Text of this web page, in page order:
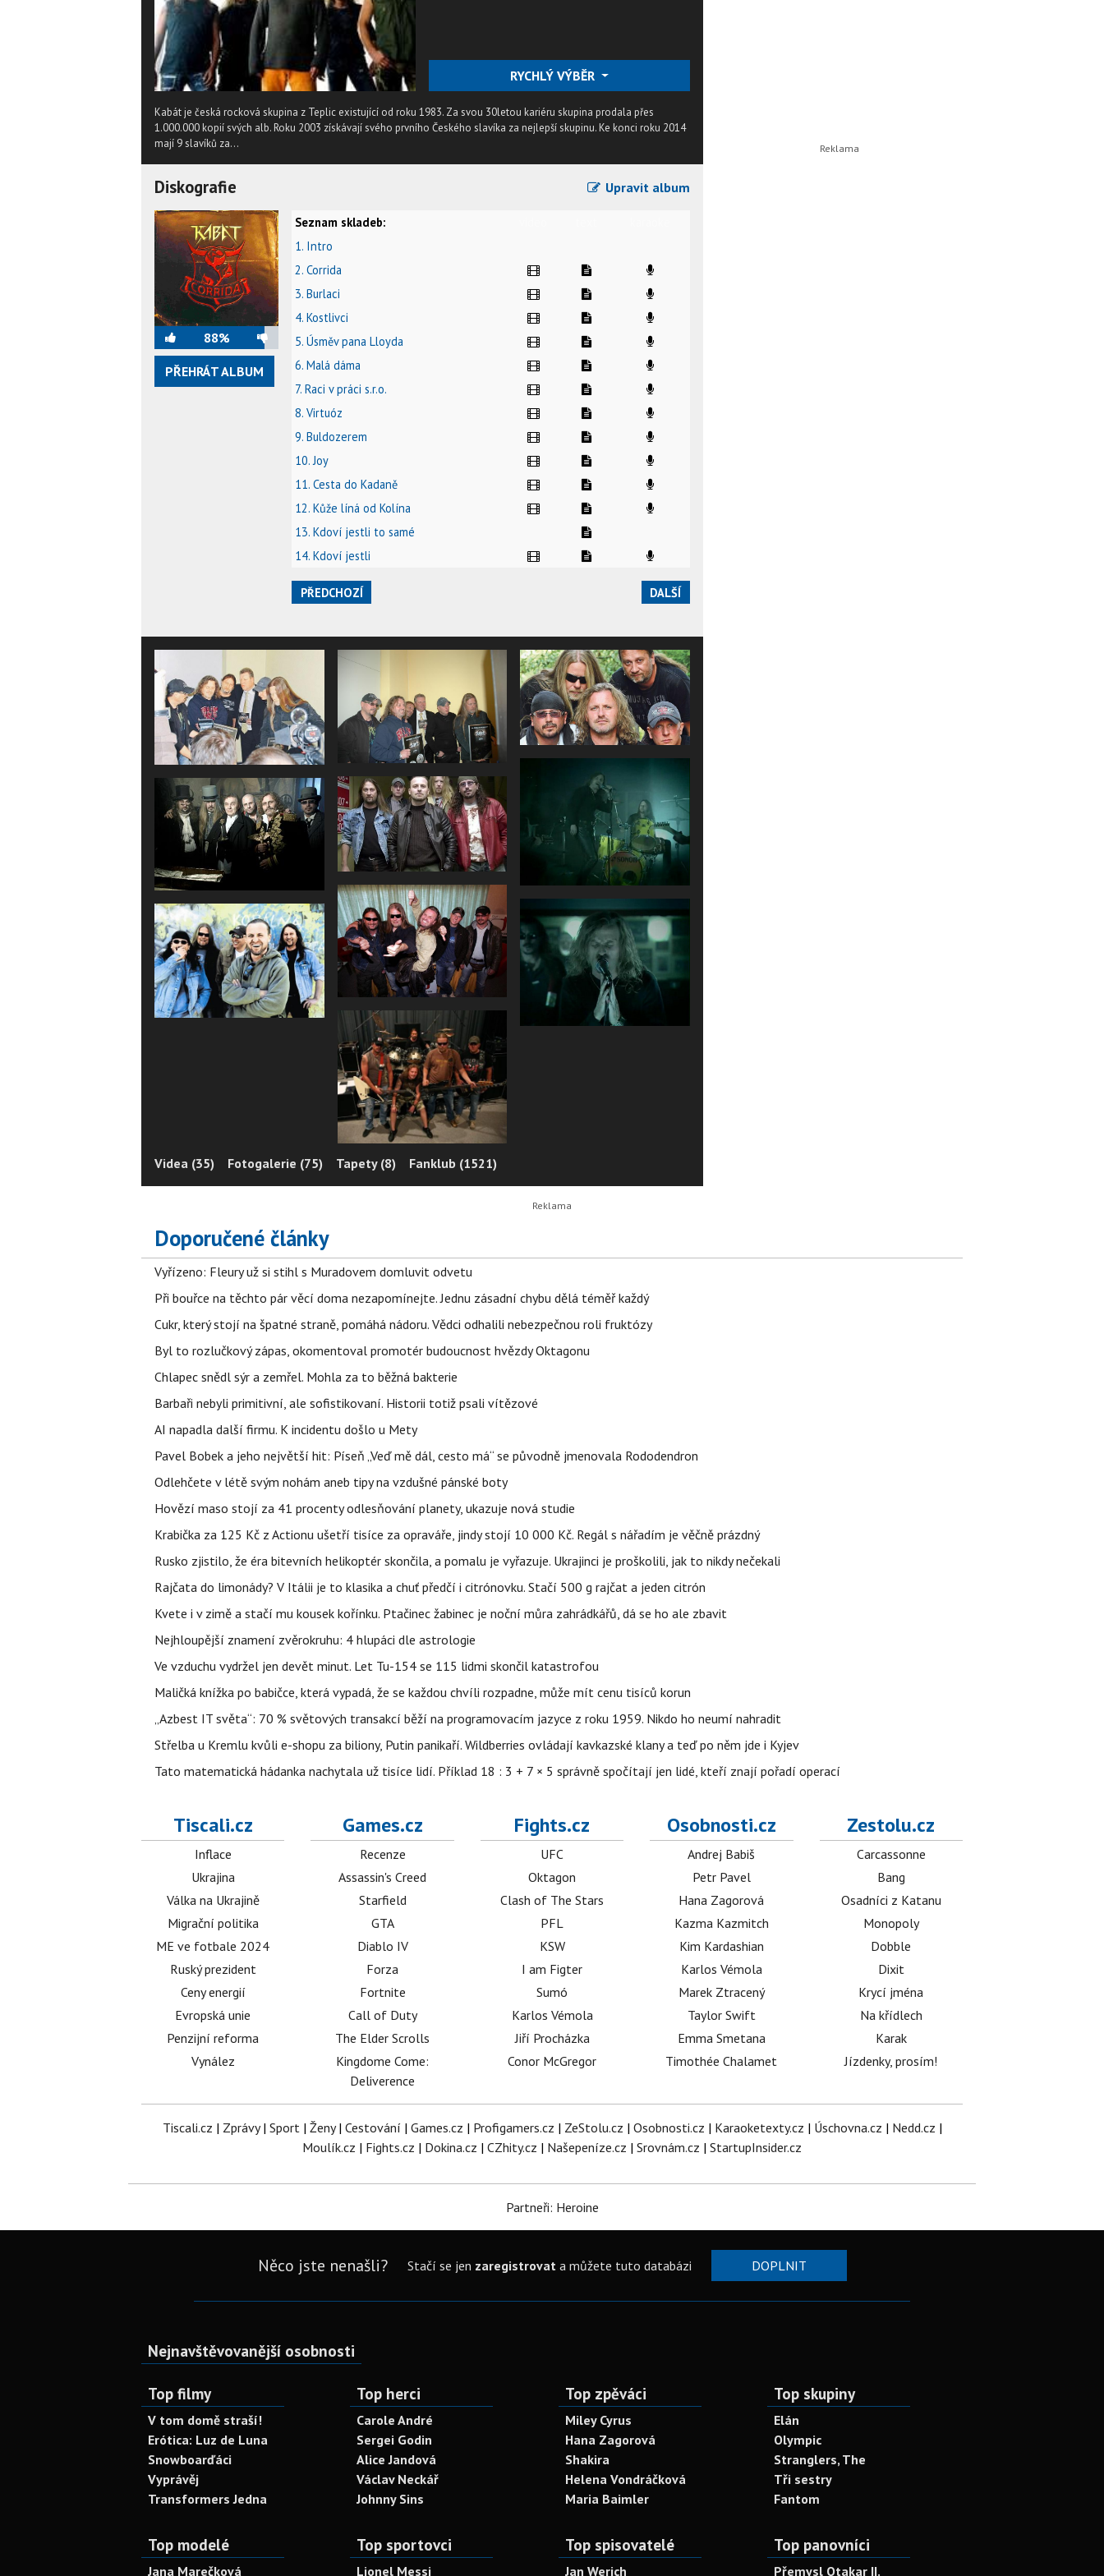
RYCHLÝ VÝBĚR
Kabát je česká rocková skupina z Teplic existující od roku 1983. Za svou 30letou kariéru skupina prodala přes
1.000.000 kopií svých alb. Roku 2003 získávají svého prvního Českého slavíka za nejlepší skupinu. Ke konci roku 2014
mají 9 slavíků za...
Diskografie Upravit album
88%
PŘEHRÁT ALBUM
Seznam skladeb:
1. Intro
2. Corrida
3. Burlaci
4. Kostlivci
5. Úsměv pana Lloyda
6. Malá dáma
7. Raci v práci s.r.o.
8. Virtuóz
9. Buldozerem
10. Joy
11. Cesta do Kadaně
12. Kůže líná od Kolína
13. Kdoví jestli to samé
14. Kdoví jestli
PŘEDCHOZÍ DALŠÍ
Videa (35) Fotogalerie (75) Tapety (8) Fanklub (1521)
Doporučené články
Vyřízeno: Fleury už si stihl s Muradovem domluvit odvetu
Při bouřce na těchto pár věcí doma nezapomínejte. Jednu zásadní chybu dělá téměř každý
Cukr, který stojí na špatné straně, pomáhá nádoru. Vědci odhalili nebezpečnou roli fruktózy
Byl to rozlučkový zápas, okomentoval promotér budoucnost hvězdy Oktagonu
Chlapec snědl sýr a zemřel. Mohla za to běžná bakterie
Barbaři nebyli primitivní, ale sofistikovaní. Historii totiž psali vítězové
AI napadla další firmu. K incidentu došlo u Mety
Pavel Bobek a jeho největší hit: Píseň „Veď mě dál, cesto má“ se původně jmenovala Rododendron
Odlehčete v létě svým nohám aneb tipy na vzdušné pánské boty
Hovězí maso stojí za 41 procenty odlesňování planety, ukazuje nová studie
Krabička za 125 Kč z Actionu ušetří tisíce za opraváře, jindy stojí 10 000 Kč. Regál s nářadím je věčně prázdný
Rusko zjistilo, že éra bitevních helikoptér skončila, a pomalu je vyřazuje. Ukrajinci je proškolili, jak to nikdy nečekali
Rajčata do limonády? V Itálii je to klasika a chuť předčí i citrónovku. Stačí 500 g rajčat a jeden citrón
Kvete i v zimě a stačí mu kousek kořínku. Ptačinec žabinec je noční můra zahrádkářů, dá se ho ale zbavit
Nejhloupější znamení zvěrokruhu: 4 hlupáci dle astrologie
Ve vzduchu vydržel jen devět minut. Let Tu-154 se 115 lidmi skončil katastrofou
Maličká knížka po babičce, která vypadá, že se každou chvíli rozpadne, může mít cenu tisíců korun
„Azbest IT světa“: 70 % světových transakcí běží na programovacím jazyce z roku 1959. Nikdo ho neumí nahradit
Střelba u Kremlu kvůli e-shopu za biliony, Putin panikaří. Wildberries ovládají kavkazské klany a teď po něm jde i Kyjev
Tato matematická hádanka nachytala už tisíce lidí. Příklad 18 : 3 + 7 × 5 správně spočítají jen lidé, kteří znají pořadí operací
Tiscali.cz
Inflace
Ukrajina
Válka na Ukrajině
Migrační politika
ME ve fotbale 2024
Ruský prezident
Ceny energií
Evropská unie
Penzijní reforma
Vynález
Games.cz
Recenze
Assassin's Creed
Starfield
GTA
Diablo IV
Forza
Fortnite
Call of Duty
The Elder Scrolls
Kingdome Come:
Deliverence
Fights.cz
UFC
Oktagon
Clash of The Stars
PFL
KSW
I am Figter
Sumó
Karlos Vémola
Jiří Procházka
Conor McGregor
Osobnosti.cz
Andrej Babiš
Petr Pavel
Hana Zagorová
Kazma Kazmitch
Kim Kardashian
Karlos Vémola
Marek Ztracený
Taylor Swift
Emma Smetana
Timothée Chalamet
Zestolu.cz
Carcassonne
Bang
Osadníci z Katanu
Monopoly
Dobble
Dixit
Krycí jména
Na křídlech
Karak
Jízdenky, prosím!
Tiscali.cz | Zprávy| Sport| Ženy| Cestování | Games.cz | Profigamers.cz | ZeStolu.cz | Osobnosti.cz | Karaoketexty.cz | Úschovna.cz | Nedd.cz |
Moulík.cz | Fights.cz | Dokina.cz | CZhity.cz | Našepeníze.cz | Srovnám.cz | StartupInsider.cz
Partneři: Heroine
Něco jste nenašli? Stačí se jen zaregistrovata můžete tuto databázi DOPLNIT
Nejnavštěvovanější osobnosti
Top filmy
V tom domě straší!
Erótica: Luz de Luna
Snowboarďáci
Vyprávěj
Transformers Jedna
Top herci
Carole André
Sergei Godin
Alice Jandová
Václav Neckář
Johnny Sins
Top zpěváci
Miley Cyrus
Hana Zagorová
Shakira
Helena Vondráčková
Maria Baimler
Top skupiny
Elán
Olympic
Stranglers, The
Tři sestry
Fantom
Top modelé
Jana Marečková
Top sportovci
Lionel Messi
Top spisovatelé
Jan Werich
Top panovníci
Přemysl Otakar II.